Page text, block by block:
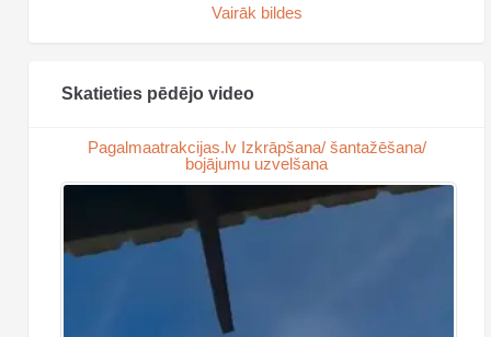
Vairāk bildes
Skatieties pēdējo video
Pagalmaatrakcijas.lv Izkrāpšana/ šantažēšana/
bojājumu uzvelšana